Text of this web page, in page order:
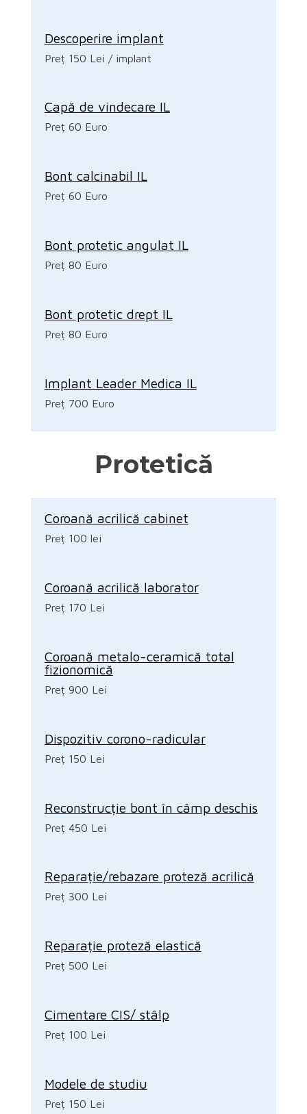
Descoperire implant
Preț 150 Lei / implant
Capă de vindecare IL
Preț 60 Euro
Bont calcinabil IL
Preț 60 Euro
Bont protetic angulat IL
Preț 80 Euro
Bont protetic drept IL
Preț 80 Euro
Implant Leader Medica IL
Preț 700 Euro
Protetică
Coroană acrilică cabinet
Preț 100 lei
Coroană acrilică laborator
Preț 170 Lei
Coroană metalo-ceramică total
fizionomică
Preț 900 Lei
Dispozitiv corono-radicular
Preț 150 Lei
Reconstrucție bont în câmp deschis
Preț 450 Lei
Reparație/rebazare proteză acrilică
Preț 300 Lei
Reparație proteză elastică
Preț 500 Lei
Cimentare CIS/ stâlp
Preț 100 Lei
Modele de studiu
Preț 150 Lei